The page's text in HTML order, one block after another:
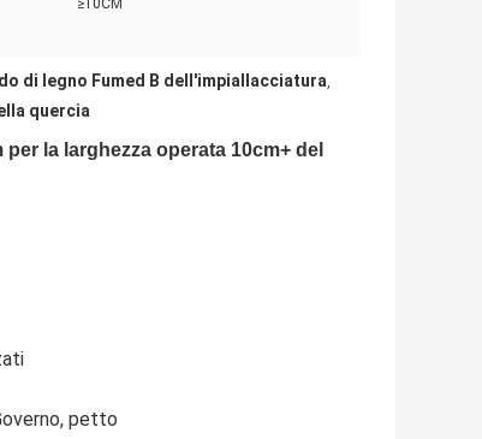
≥10CM
di legno Fumed B dell'impiallacciatura,
quercia
la larghezza operata 10cm+ del
petto